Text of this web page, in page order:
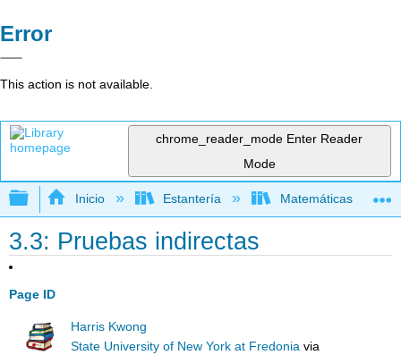
Error
This action is not available.
chrome_reader_mode Enter Reader
Mode
Expandir/contraer jerarquía global
Inicio Estantería Matemáticas
3.3: Pruebas indirectas
Page ID
Harris Kwong
State University of New York at Fredonia via